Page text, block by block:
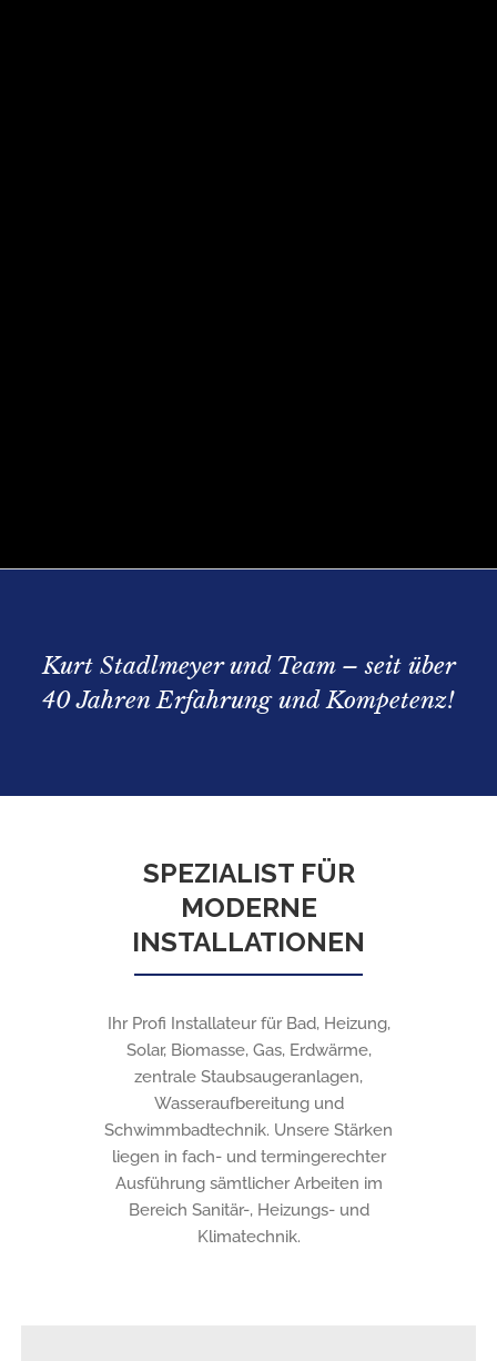
Kurt Stadlmeyer und Team – seit über
40 Jahren Erfahrung und Kompetenz!
SPEZIALIST FÜR
MODERNE
INSTALLATIONEN
Ihr Profi Installateur für Bad, Heizung,
Solar, Biomasse, Gas, Erdwärme,
zentrale Staubsaugeranlagen,
Wasseraufbereitung und
Schwimmbadtechnik. Unsere Stärken
liegen in fach- und termingerechter
Ausführung sämtlicher Arbeiten im
Bereich Sanitär-, Heizungs- und
Klimatechnik.